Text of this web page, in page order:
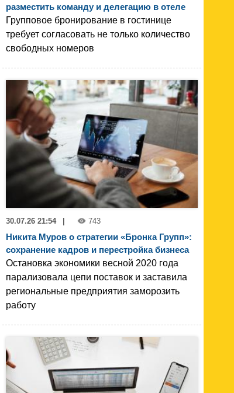
разместить команду и делегацию в отеле
Групповое бронирование в гостинице
требует согласовать не только количество
свободных номеров
30.07.26 21:54 | 743
Никита Муров о стратегии «Бронка Групп»:
сохранение кадров и перестройка бизнеса
Остановка экономики весной 2020 года
парализовала цепи поставок и заставила
региональные предприятия заморозить
работу